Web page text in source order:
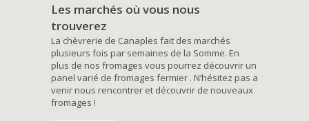
Les marchés où vous nous
trouverez
La chèvrerie de Canaples fait des marchés
plusieurs fois par semaines de la Somme. En
plus de nos fromages vous pourrez découvrir un
panel varié de fromages fermier . N’hésitez pas a
venir nous rencontrer et découvrir de nouveaux
fromages !